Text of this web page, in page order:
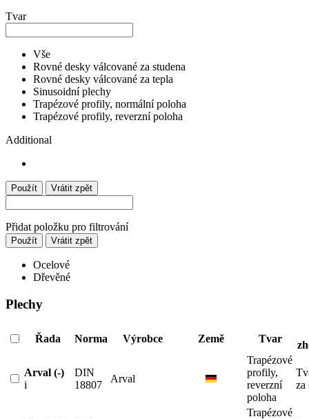
Tvar
Vše
Rovné desky válcované za studena
Rovné desky válcované za tepla
Sinusoidní plechy
Trapézové profily, normální poloha
Trapézové profily, reverzní poloha
Additional
Použít Vrátit zpět
Přidat položku pro filtrování
Použít Vrátit zpět
Ocelové
Dřevěné
Plechy
Řada Norma Výrobce Země Tvar
Arval (-)
i
DIN
18807
Arval
Trapézové
profily,
reverzní
poloha
za
Trapézové